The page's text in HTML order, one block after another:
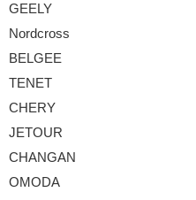
GEELY
Nordcross
BELGEE
TENET
CHERY
JETOUR
CHANGAN
OMODA